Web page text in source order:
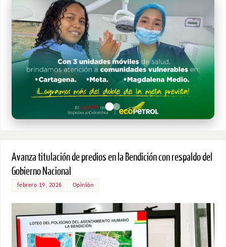
Avanza titulación de predios en la Bendición con respaldo del
Gobierno Nacional
febrero 19, 2026 Opinión